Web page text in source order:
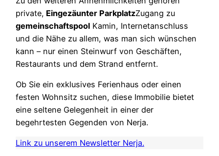
private, Eingezäunter ParkplatzZugang zu
gemeinschaftspool Kamin, Internetanschluss
und die Nähe zu allem, was man sich wünschen
kann – nur einen Steinwurf von Geschäften,
Restaurants und dem Strand entfernt.
Ob Sie ein exklusives Ferienhaus oder einen
festen Wohnsitz suchen, diese Immobilie bietet
eine seltene Gelegenheit in einer der
begehrtesten Gegenden von Nerja.
Link zu unserem Newsletter Nerja.